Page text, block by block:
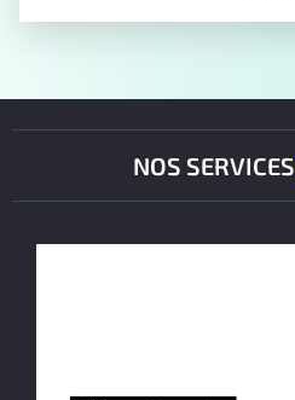
NOS SERVICES